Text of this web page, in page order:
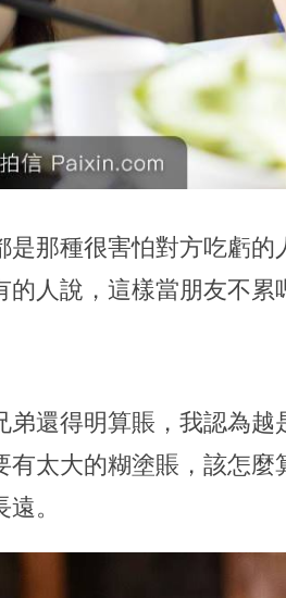
是那種很害怕對方吃虧
的人說，這樣當朋友不累
弟還得明算賬，我認為
有太大的糊塗賬，該怎
。